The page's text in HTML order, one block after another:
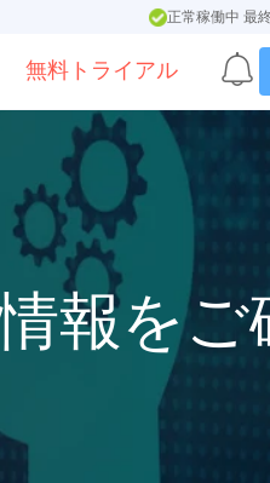
正常稼働中 最
無料トライアル
報をご